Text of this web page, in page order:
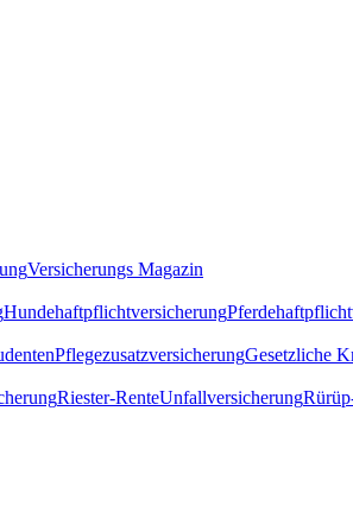
Versicherungs Magazin
Hundehaftpflichtversicherung
PflegezusatzversicherungGesetzliche
Riester-RenteUnfallversicherung